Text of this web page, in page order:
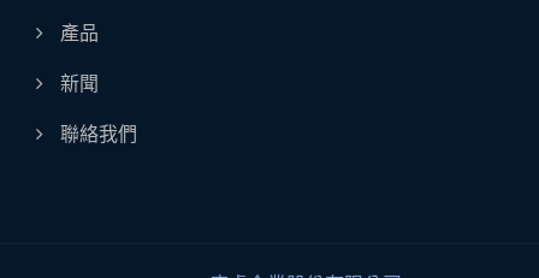
產品
新聞
聯絡我們